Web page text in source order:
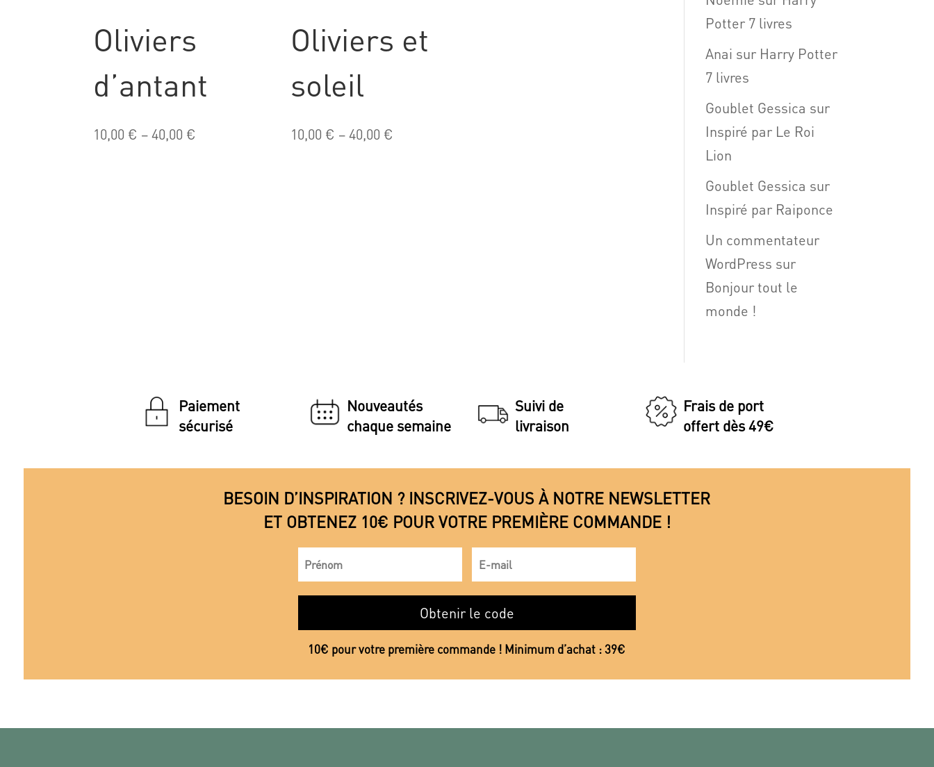
Oliviers
d’antant
10,00 € –40,00 €
Oliviers et
soleil
10,00 € –40,00 €
Potter 7 livres
Anai sur Harry Potter
7 livres
Goublet Gessica sur
Inspiré par Le Roi
Lion
Goublet Gessica sur
Inspiré par Raiponce
Un commentateur
WordPress sur
Bonjour tout le
monde !
Paiement
sécurisé
Nouveautés
chaque semaine
Suivi de
livraison
Frais de port
offert dès 49€
BESOIN D’INSPIRATION ? INSCRIVEZ-VOUS À NOTRE NEWSLETTER
ET OBTENEZ 10€ POUR VOTRE PREMIÈRE COMMANDE !
Obtenir le code
10€ pour votre première commande ! Minimum d’achat : 39€